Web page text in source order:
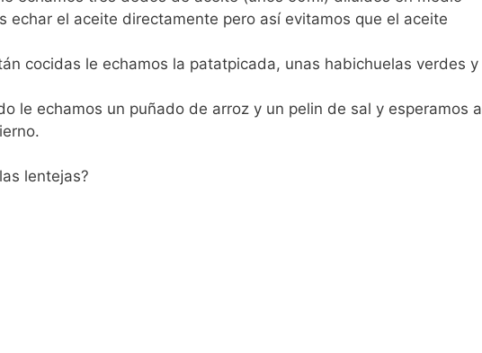
echar el aceite directamente pero así evitamos que el aceite
cocidas le echamos la patatpicada, unas habichuelas verdes y
le echamos un puñado de arroz y un pelin de sal y esperamos a
lentejas?